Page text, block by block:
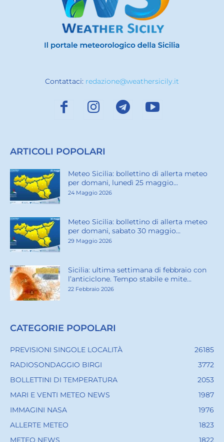
Contattaci: redazione@weathersicily.it
ARTICOLI POPOLARI
Meteo Sicilia: bollettino di allerta meteo
per domani, lunedì 25 maggio...
24 Maggio 2026
Meteo Sicilia: bollettino di allerta meteo
per domani, sabato 30 maggio...
29 Maggio 2026
Sicilia: ultima settimana di febbraio con
l’anticiclone. Tempo stabile e mite...
22 Febbraio 2026
CATEGORIE POPOLARI
PREVISIONI SINGOLE LOCALITÀ
26185
RADIOSONDAGGIO BIRGI
3772
BOLLETTINI DI TEMPERATURA
2053
MARI E VENTI METEO NEWS
1987
IMMAGINI NASA
1976
ALLERTE METEO
1823
METEO NEWS
1822